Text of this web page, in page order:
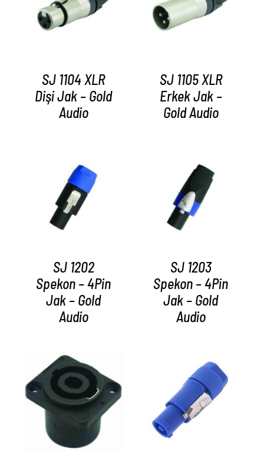
AYRINTILAR
SJ 1104 XLR
Dişi Jak – Gold
Audio
AYRINTILAR
SJ 1105 XLR
Erkek Jak –
Gold Audio
AYRINTILAR
SJ 1202
Spekon – 4Pin
Jak – Gold
Audio
AYRINTILAR
SJ 1203
Spekon – 4Pin
Jak – Gold
Audio
AYRINTILAR AYRINTILAR